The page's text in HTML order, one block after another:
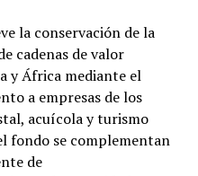
la conservación de la
cadenas de valor
y África mediante el
a empresas de los
acuícola y turismo
fondo se complementan
de